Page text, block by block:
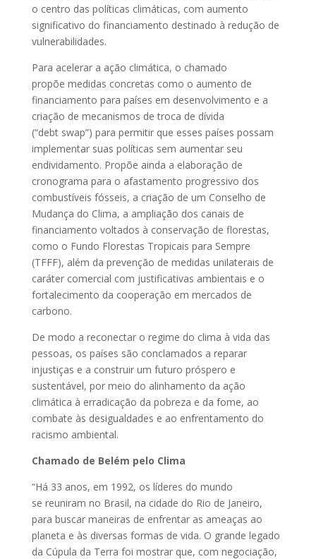
o centro das políticas climáticas, com aumento
significativo do financiamento destinado à redução de
vulnerabilidades.
Para acelerar a ação climática, o chamado
propõe medidas concretas como o aumento de
financiamento para países em desenvolvimento e a
criação de mecanismos de troca de dívida
(“debt swap”) para permitir que esses países possam
implementar suas políticas sem aumentar seu
endividamento. Propõe ainda a elaboração de
cronograma para o afastamento progressivo dos
combustíveis fósseis, a criação de um Conselho de
Mudança do Clima, a ampliação dos canais de
financiamento voltados à conservação de florestas,
como o Fundo Florestas Tropicais para Sempre
(TFFF), além da prevenção de medidas unilaterais de
caráter comercial com justificativas ambientais e o
fortalecimento da cooperação em mercados de
carbono.
De modo a reconectar o regime do clima à vida das
pessoas, os países são conclamados a reparar
injustiças e a construir um futuro próspero e
sustentável, por meio do alinhamento da ação
climática à erradicação da pobreza e da fome, ao
combate às desigualdades e ao enfrentamento do
racismo ambiental.
Chamado de Belém pelo Clima
“Há 33 anos, em 1992, os líderes do mundo
se reuniram no Brasil, na cidade do Rio de Janeiro,
para buscar maneiras de enfrentar as ameaças ao
planeta e às diversas formas de vida. O grande legado
da Cúpula da Terra foi mostrar que, com negociação,